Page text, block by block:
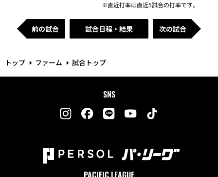
※直近打率は直近5試合の打率です。
前の試合 試合日程・結果 次の試合
トップ ファーム 試合トップ
SNS